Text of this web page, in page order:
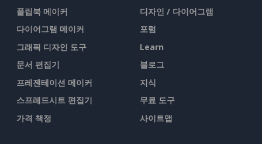
플립북 메이커
다이어그램 메이커
그래픽 디자인 도구
문서 편집기
프레젠테이션 메이커
스프레드시트 편집기
가격 책정
디자인 / 다이어그램
포럼
Learn
블로그
지식
무료 도구
사이트맵